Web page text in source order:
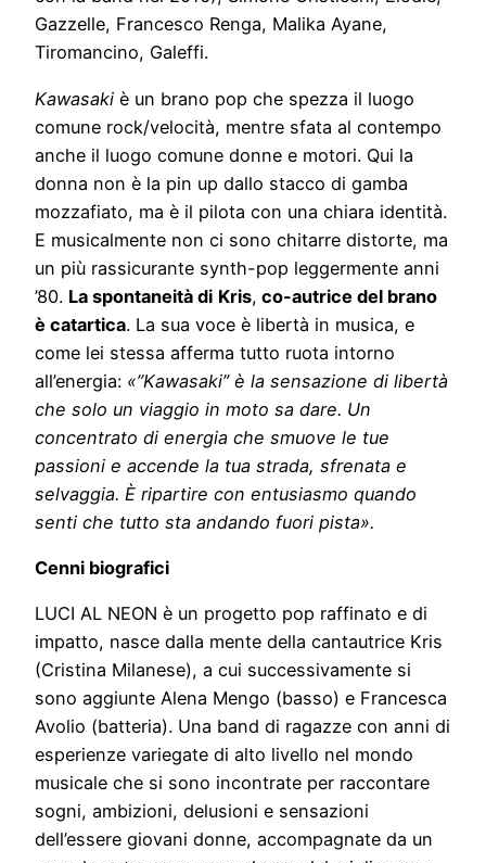
Gazzelle, Francesco Renga, Malika Ayane,
Tiromancino, Galeffi.
Kawasaki è un brano pop che spezza il luogo
comune rock/velocità, mentre sfata al contempo
anche il luogo comune donne e motori. Qui la
donna non è la pin up dallo stacco di gamba
mozzafiato, ma è il pilota con una chiara identità.
E musicalmente non ci sono chitarre distorte, ma
un più rassicurante synth-pop leggermente anni
’80. La spontaneità di Kris, co-autrice del brano
è catartica. La sua voce è libertà in musica, e
come lei stessa afferma tutto ruota intorno
all’energia: «”Kawasaki” è la sensazione di libertà
che solo un viaggio in moto sa dare. Un
concentrato di energia che smuove le tue
passioni e accende la tua strada, sfrenata e
selvaggia. È ripartire con entusiasmo quando
senti che tutto sta andando fuori pista».
Cenni biografici
LUCI AL NEON è un progetto pop raffinato e di
impatto, nasce dalla mente della cantautrice Kris
(Cristina Milanese), a cui successivamente si
sono aggiunte Alena Mengo (basso) e Francesca
Avolio (batteria). Una band di ragazze con anni di
esperienze variegate di alto livello nel mondo
musicale che si sono incontrate per raccontare
sogni, ambizioni, delusioni e sensazioni
dell’essere giovani donne, accompagnate da un